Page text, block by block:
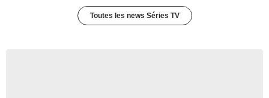
Toutes les news Séries TV